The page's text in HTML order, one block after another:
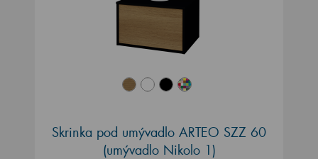
Skrinka pod umývadlo ARTEO SZZ 60
(umývadlo Nikolo 1)